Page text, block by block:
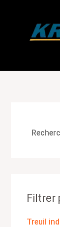
c
e
Filtrer
Treuil